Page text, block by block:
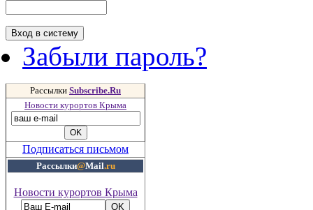
Забыли пароль?
Рассылки Subscribe.Ru
Новости курортов Крыма
Подписаться письмом
Рассылки@Mail.ru
Новости курортов Крыма